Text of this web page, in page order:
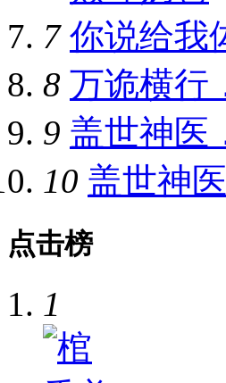
7 你说给我
8 万诡横行
9 盖世神医
10 盖世神
点击榜
1